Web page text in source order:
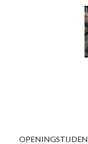
OPENINGSTIJDEN